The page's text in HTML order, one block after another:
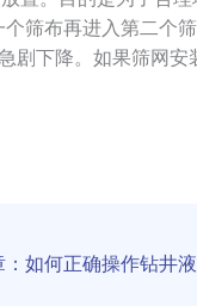
筛布再进入第二个
剧下降。如果筛网安
：如何正确操作钻井